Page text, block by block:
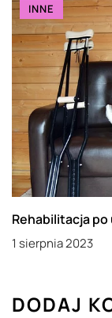
INNE
Rehabilitacja
1 sierpnia 2023
DODAJ